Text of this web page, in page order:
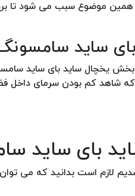
همین موضوع سبب می شود تا
یخچال ساید بای ساید
کم بودن سرمای داخل
بای ساید
لازم است بدانید که می توان